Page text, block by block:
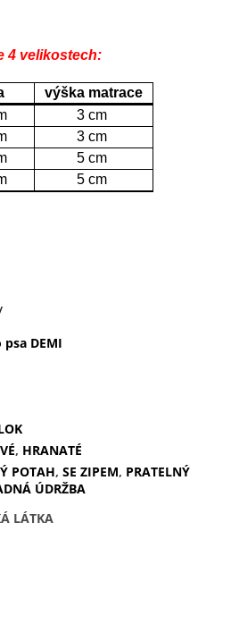
4 velikostech:
výška matrace
3 cm
3 cm
5 cm
5 cm
DEMI
, HRANATÉ
POTAH, SE ZIPEM, PRATELNÝ
ÚDRŽBA
LÁTKA